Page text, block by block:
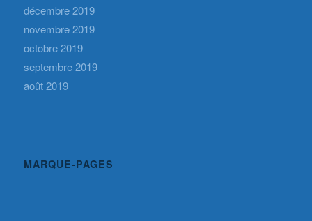
décembre 2019
novembre 2019
octobre 2019
septembre 2019
août 2019
MARQUE-PAGES